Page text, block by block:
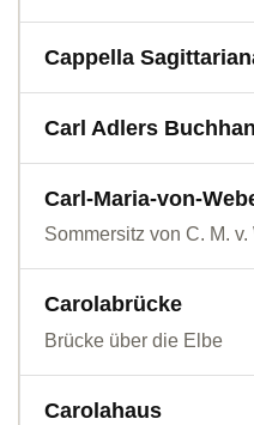
Cappella
Carl Adlers
Carl-Maria-von-
Sommersitz von C. M. v.
Carolabrücke
Brücke über die Elbe
Carolahaus